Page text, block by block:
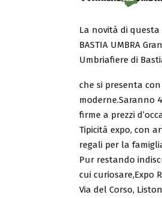
La novità di
BASTIA UMBRA
Umbriafiere di
che si presenta
moderne.Saranno
firme a prezzi
Tipicità expo, con
regali per la
Pur restando
cui curiosare,Expo
Via del Corso,